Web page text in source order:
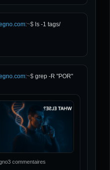
:~$ ls -1 tags/
:~$ grep -R "POR"
3 commentaires